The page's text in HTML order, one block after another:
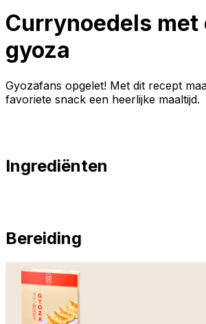
Currynoedels
gyoza
Gyozafans opgelet! Met dit recept
favoriete snack een heerlijke maaltijd.
Ingrediënten
Bereiding